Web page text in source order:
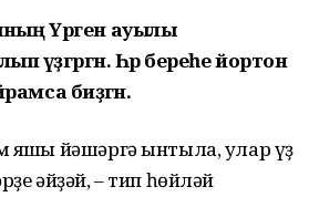
Үрген ауылы
үҙгәргән. Һәр береһе йортон
биҙәгән.
йәшәргә ынтыла, улар үҙ
әйҙәй, – тип һөйләй